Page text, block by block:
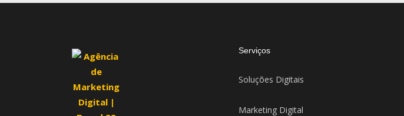
Serviços
Soluções Digitais
Marketing Digital